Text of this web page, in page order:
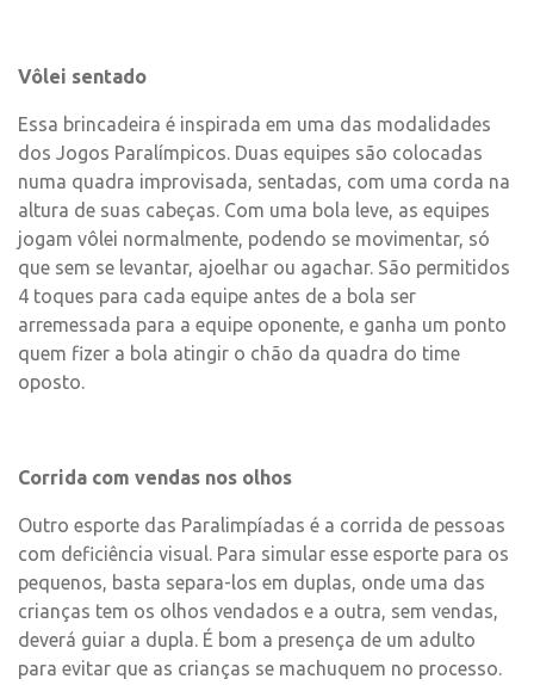
Vôlei sentado
Essa brincadeira é inspirada em uma das modalidades
dos Jogos Paralímpicos. Duas equipes são colocadas
numa quadra improvisada, sentadas, com uma corda na
altura de suas cabeças. Com uma bola leve, as equipes
jogam vôlei normalmente, podendo se movimentar, só
que sem se levantar, ajoelhar ou agachar. São permitidos
4 toques para cada equipe antes de a bola ser
arremessada para a equipe oponente, e ganha um ponto
quem fizer a bola atingir o chão da quadra do time
oposto.
Corrida com vendas nos olhos
Outro esporte das Paralimpíadas é a corrida de pessoas
com deficiência visual. Para simular esse esporte para os
pequenos, basta separa-los em duplas, onde uma das
crianças tem os olhos vendados e a outra, sem vendas,
deverá guiar a dupla. É bom a presença de um adulto
para evitar que as crianças se machuquem no processo.